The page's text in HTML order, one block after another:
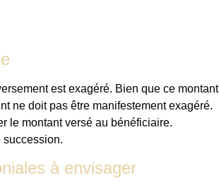
est exagéré. Bien que ce montant
ne doit pas être manifestement exagéré.
le montant versé au bénéficiaire.
succession.
à envisager